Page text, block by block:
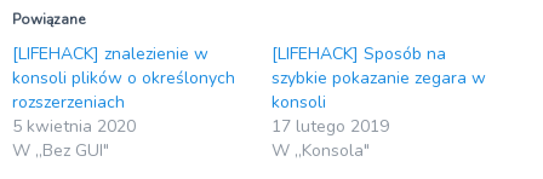
Powiązane
[LIFEHACK] znalezienie w
konsoli plików o określonych
rozszerzeniach
5 kwietnia 2020
W „Bez GUI"
[LIFEHACK] Sposób na
szybkie pokazanie zegara w
konsoli
17 lutego 2019
W „Konsola"